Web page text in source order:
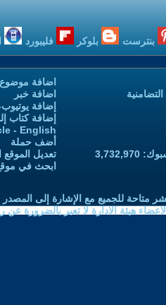
بنترست بلوكر فليبورد
اضافة
اضافة خبر
إضافة
إضافة كتاب
- English
أضف حملة
تعديل
ابحث في
متاحة للجميع مع الإشارة إلى المصدر
هيئة الادارة لا تعبر بالضرورة عن